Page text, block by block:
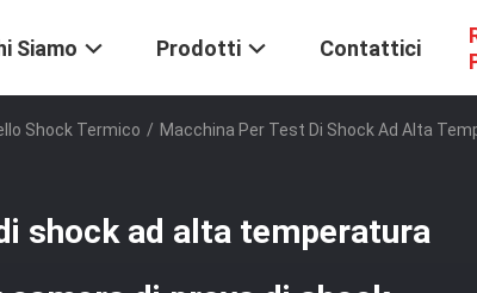
Siamo Prodotti Contattici
Shock Termico / Macchina Per Test Di Shock Ad Alta
shock ad alta temperatura